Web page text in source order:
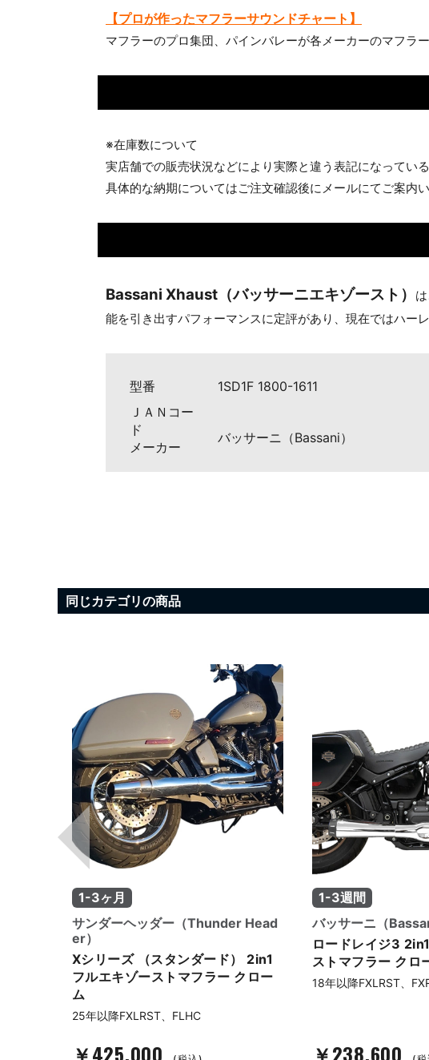
【プロが作ったマフラーサウンドチャート】
マフラーのプロ集団、パインバレーが各メーカーのマフラ
※在庫数について
実店舗での販売状況などにより実際と違う表記になっている
具体的な納期についてはご注文確認後にメールにてご案内
Bassani Xhaust（バッサーニエキゾースト）
能を引き出すパフォーマンスに定評があり、現在ではハー
型番
1SD1F 1800-1611
ＪＡＮコー
ド
メーカー
バッサーニ（Bassani）
同じカテゴリの商品
1-3ヶ月
サンダーヘッダー（Thunder Head
er）
Xシリーズ （スタンダード） 2in1
フルエキゾーストマフラー クロー
ム
25年以降FXLRST、FLHC
￥425,000
1-3週間
バッサーニ（
ロードレイジ3
ストマフラー クロ
18年以降FXLRST、
￥238,600